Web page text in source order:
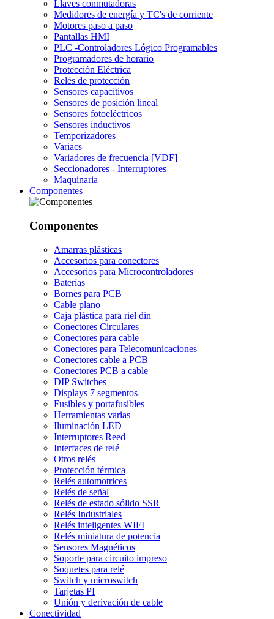
Llaves conmutadoras
Medidores de energía y TC's de corriente
Motores paso a paso
Pantallas HMI
PLC -Controladores Lógico Programables
Programadores de horario
Protección Eléctrica
Relés de protección
Sensores capacitivos
Sensores de posición lineal
Sensores fotoeléctricos
Sensores inductivos
Temporizadores
Variacs
Variadores de frecuencia [VDF]
Seccionadores - Interruptores
Maquinaria
Componentes
Componentes
Amarras plásticas
Accesorios para conectores
Accesorios para Microcontroladores
Baterías
Bornes para PCB
Cable plano
Caja plástica para riel din
Conectores Circulares
Conectores para cable
Conectores para Telecomunicaciones
Conectores cable a PCB
Conectores PCB a cable
DIP Switches
Displays 7 segmentos
Fusibles y portafusibles
Herramientas varias
Iluminación LED
Interruptores Reed
Interfaces de relé
Otros relés
Protección térmica
Relés automotrices
Relés de señal
Relés de estado sólido SSR
Relés Industriales
Relés inteligentes WIFI
Relés miniatura de potencia
Sensores Magnéticos
Soporte para circuito impreso
Soquetes para relé
Switch y microswitch
Tarjetas PI
Unión y derivación de cable
Conectividad